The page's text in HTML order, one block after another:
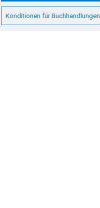
Konditionen für Buchhandlungen